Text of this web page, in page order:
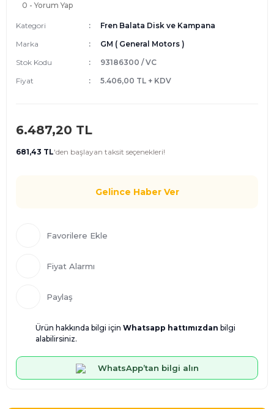
0 - Yorum Yap
Kategori
Fren Balata Disk ve Kampana
Marka
GM ( General Motors )
Stok Kodu
93186300 / VC
Fiyat
5.406,00 TL + KDV
6.487,20 TL
681,43 TL'den başlayan taksit seçenekleri!
Gelince Haber Ver
Fiyat Alarmı
Paylaş
Ürün hakkında bilgi için Whatsapp hattımızdan bilgi
alabilirsiniz.
WhatsApp’tan bilgi alın